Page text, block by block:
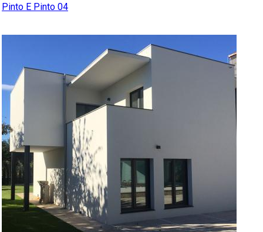
Pinto E Pinto 04